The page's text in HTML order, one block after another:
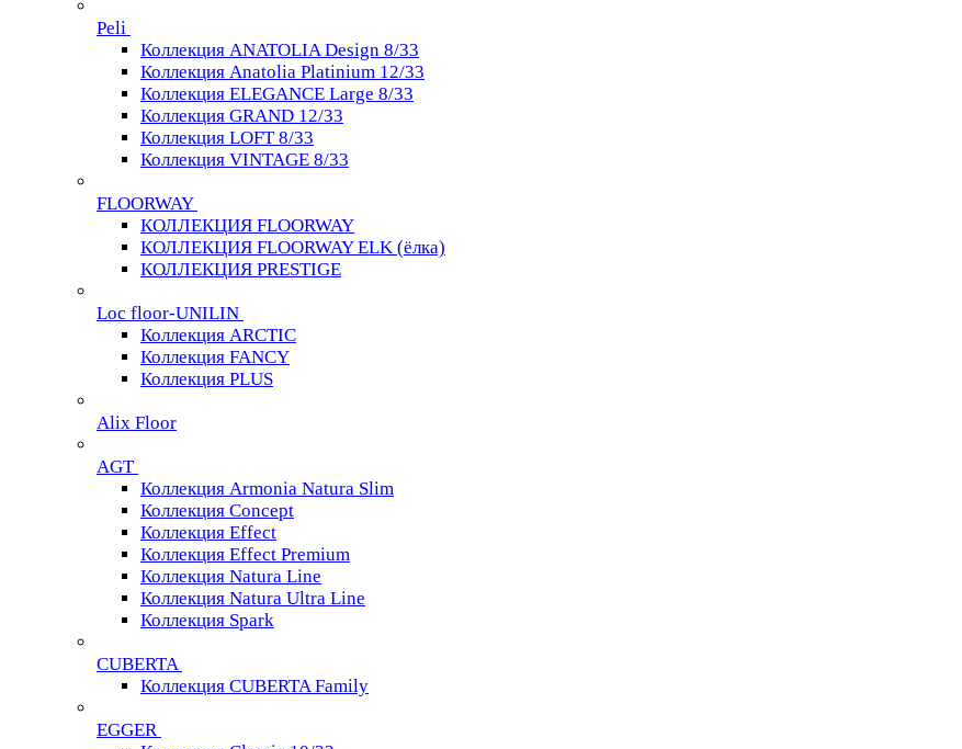
Peli
Коллекция ANATOLIA Design 8/33
Коллекция Anatolia Platinium 12/33
Коллекция ELEGANCE Large 8/33
Коллекция GRAND 12/33
Коллекция LOFT 8/33
Коллекция VINTAGE 8/33
FLOORWAY
КОЛЛЕКЦИЯ FLOORWAY
КОЛЛЕКЦИЯ FLOORWAY ELK (ёлка)
КОЛЛЕКЦИЯ PRESTIGE
Loс floor-UNILIN
Коллекция ARCTIС
Коллекция FANCY
Коллекция PLUS
Alix Floor
AGT
Коллекция Armonia Natura Slim
Коллекция Concept
Коллекция Effect
Коллекция Effect Premium
Коллекция Natura Line
Коллекция Natura Ultra Line
Коллекция Spark
CUBERTA
Коллекция CUBERTA Family
EGGER